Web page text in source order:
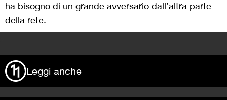
ha bisogno di un grande avversario dall’altra parte
della rete.
Leggi anche